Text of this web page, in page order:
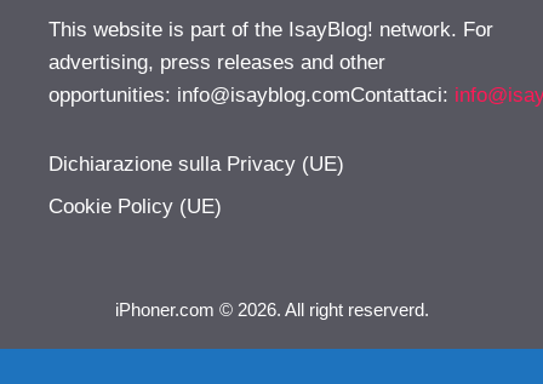
This website is part of the IsayBlog! network. For
advertising, press releases and other
opportunities: info@isayblog.comContattaci:
Dichiarazione sulla Privacy (UE)
Cookie Policy (UE)
iPhoner.com © 2026. All right reserverd.